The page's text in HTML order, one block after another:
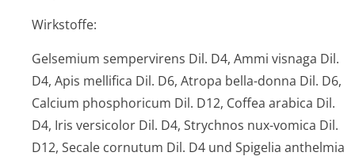
Wirkstoffe:
Gelsemium sempervirens Dil. D4, Ammi visnaga Dil.
D4, Apis mellifica Dil. D6, Atropa bella-donna Dil. D6,
Calcium phosphoricum Dil. D12, Coffea arabica Dil.
D4, Iris versicolor Dil. D4, Strychnos nux-vomica Dil.
D12, Secale cornutum Dil. D4 und Spigelia anthelmia